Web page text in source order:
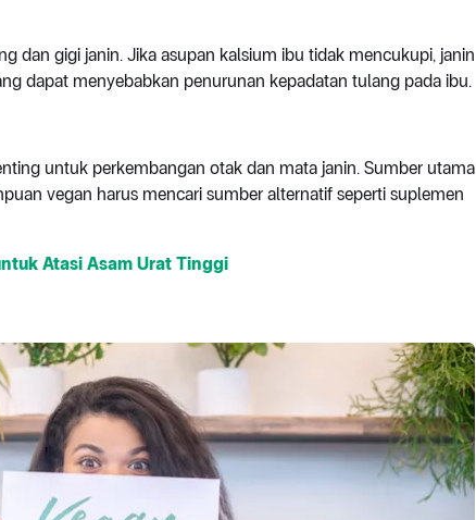
dan gigi janin. Jika asupan kalsium ibu tidak mencukupi, janin
dapat menyebabkan penurunan kepadatan tulang pada ibu.
untuk perkembangan otak dan mata janin. Sumber utama
vegan harus mencari sumber alternatif seperti suplemen
Atasi Asam Urat Tinggi